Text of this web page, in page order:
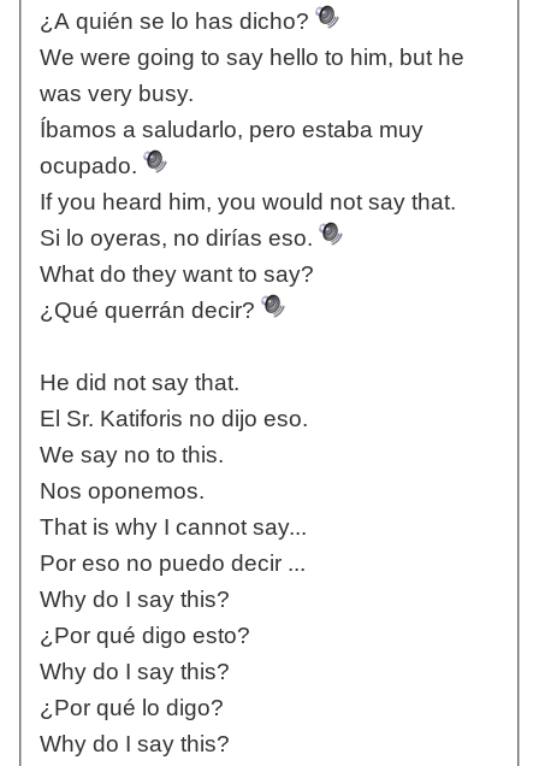
¿A quién se lo has dicho?
We were going to say hello to him, but he
was very busy.
Íbamos a saludarlo, pero estaba muy
ocupado.
If you heard him, you would not say that.
Si lo oyeras, no dirías eso.
What do they want to say?
¿Qué querrán decir?
He did not say that.
El Sr. Katiforis no dijo eso.
We say no to this.
Nos oponemos.
That is why I cannot say...
Por eso no puedo decir ...
Why do I say this?
¿Por qué digo esto?
Why do I say this?
¿Por qué lo digo?
Why do I say this?